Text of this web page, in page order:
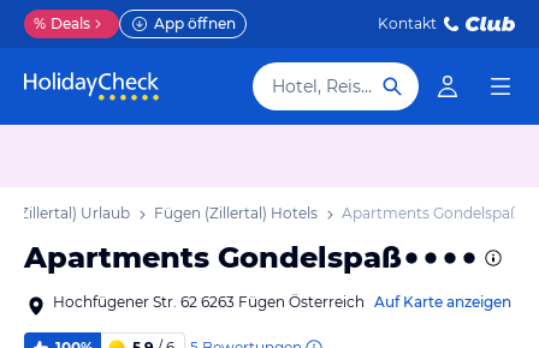
% Deals App öffnen Kontakt
Hotel, Reiseziel
(Zillertal) Urlaub Fügen (Zillertal) Hotels Apartments Gondelspaß
Apartments Gondelspaß
Hochfügener Str. 62 6263 Fügen Österreich Auf Karte anzeigen